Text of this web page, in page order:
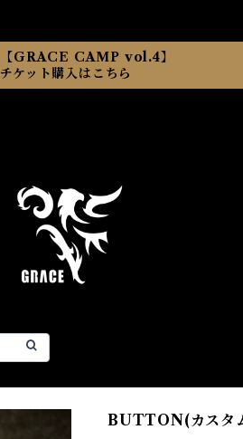
【GRACE CAMP vol.4】
チケット購入はこちら
BUTTON(カスタ